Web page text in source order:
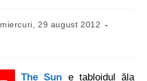
miercuri, 29 august 2012
The Sun e tabloidul ăla